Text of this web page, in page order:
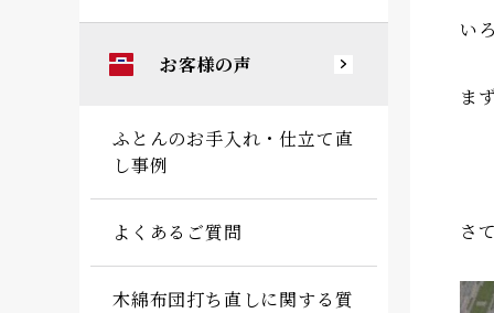
い
ま
さ
お客様の声
ふとんのお手入れ・仕立て直
し事例
よくあるご質問
木綿布団打ち直しに関する質